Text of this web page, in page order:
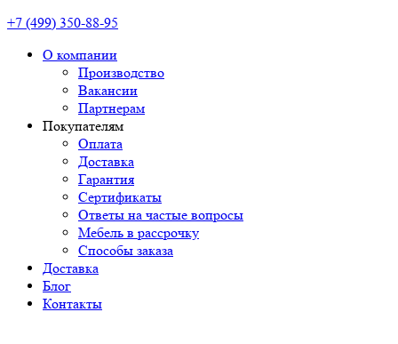
+7 (499) 350-88-95
О компании
Производство
Вакансии
Партнерам
Покупателям
Оплата
Доставка
Гарантия
Сертификаты
Ответы на частые вопросы
Мебель в рассрочку
Способы заказа
Доставка
Блог
Контакты